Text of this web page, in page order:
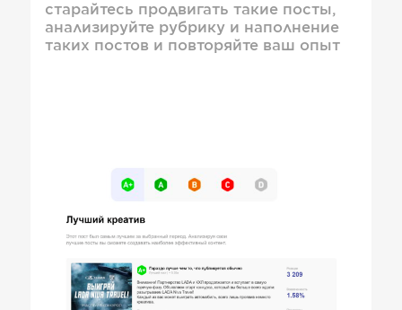
старайтесь продвигать такие посты,
анализируйте рубрику и наполнение
таких постов и повторяйте ваш опыт